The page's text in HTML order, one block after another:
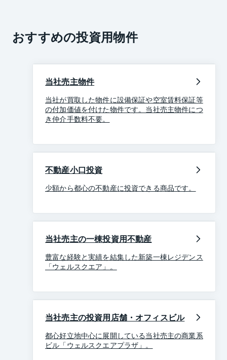
おすすめの投資用物件
当社売主物件
当社が買取した物件に設備保証や空室賃料保証等
の付加価値を付けた物件です。当社売主物件につ
き仲介手数料不要。
不動産小口投資
少額から都心の不動産に投資できる商品です。
当社売主の一棟投資用不動産
豊富な経験と実績を結集した新築一棟レジデンス
「ウェルスクエア」。
当社売主の投資用店舗・オフィスビル
都心好立地中心に展開している当社売主の商業系
ビル「ウェルスクエアプラザ」。